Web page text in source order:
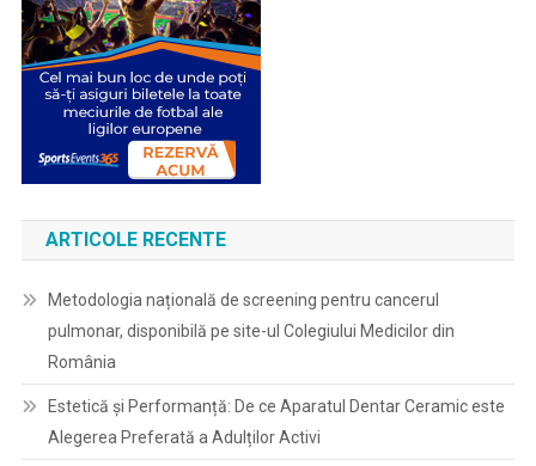
ARTICOLE RECENTE
Metodologia națională de screening pentru cancerul
pulmonar, disponibilă pe site-ul Colegiului Medicilor din
România
Estetică și Performanță: De ce Aparatul Dentar Ceramic este
Alegerea Preferată a Adulților Activi